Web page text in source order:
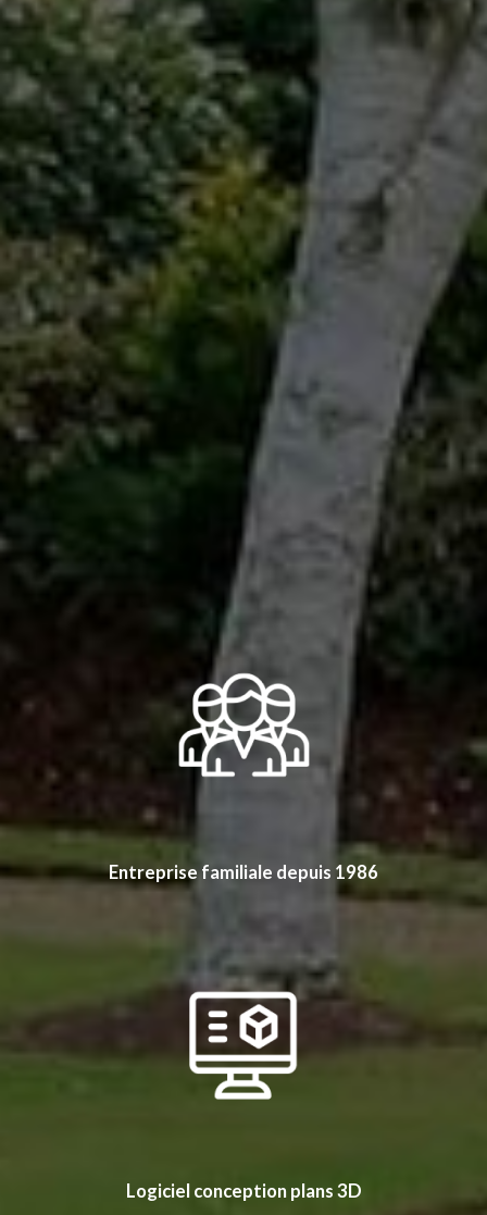
Entreprise familiale depuis 1986
Logiciel conception plans 3D